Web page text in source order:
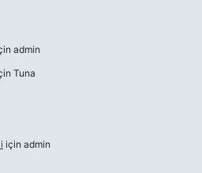
admin
Tuna
için admin